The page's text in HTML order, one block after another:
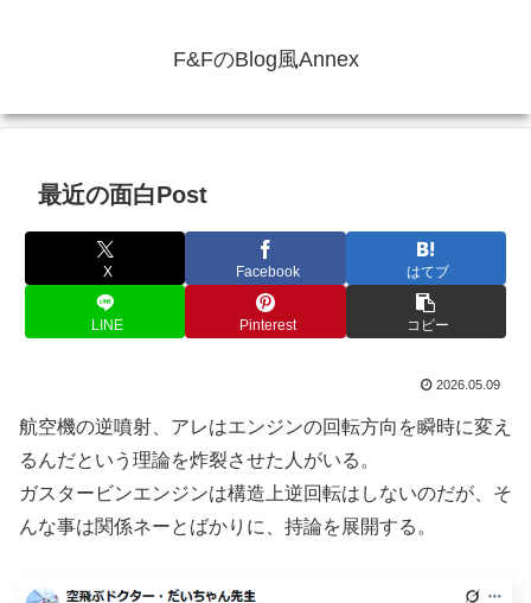
F&FのBlog風Annex
最近の面白Post
X Facebook はてブ
LINE Pinterest コピー
2026.05.09
航空機の逆噴射、アレはエンジンの回転方向を瞬時に変え
るんだという理論を炸裂させた人がいる。
ガスタービンエンジンは構造上逆回転はしないのだが、そ
んな事は関係ネーとばかりに、持論を展開する。